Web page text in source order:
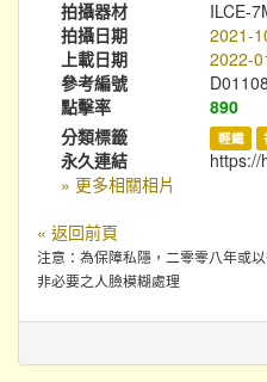
拍攝器材
ILCE-
拍攝日期
2021-
上載日期
2022-
參考編號
點擊率
890
分類標籤
輕鐵
永久連結
https://
» 更多相關相片
« 返回前頁
注意：為保障私隱，二零零八年或
非必要之人臉模糊處理